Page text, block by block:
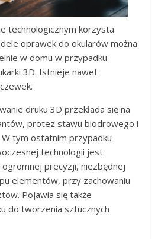
technologicznym korzysta
oprawek do okularów można
w domu w przypadku
3D. Istnieje nawet
druku 3D przekłada się na
protez stawu biodrowego i
W tym ostatnim przypadku
technologii jest
ogromnej precyzji, niezbędnej
elementów, przy zachowaniu
Pojawia się także
do tworzenia sztucznych